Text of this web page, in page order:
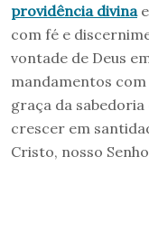
providência divinae
com fé e
vontade de Deus
mandamentos
graça da
crescer em
Cristo, nosso